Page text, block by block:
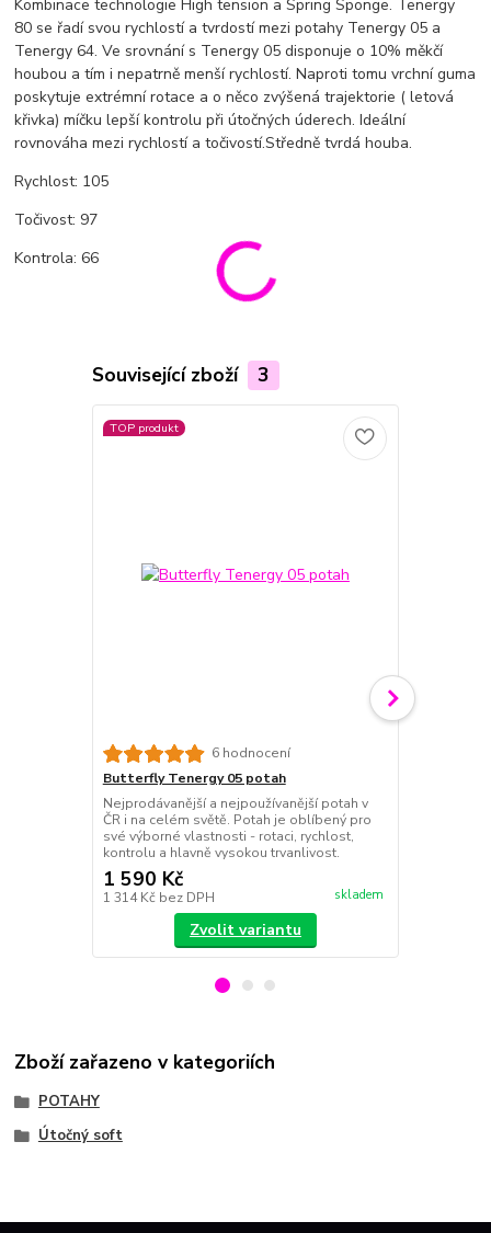
Kombinace technologie High tension a Spring Sponge. Tenergy
80 se řadí svou rychlostí a tvrdostí mezi potahy Tenergy 05 a
Tenergy 64. Ve srovnání s Tenergy 05 disponuje o 10% měkčí
houbou a tím i nepatrně menší rychlostí. Naproti tomu vrchní guma
poskytuje extrémní rotace a o něco zvýšená trajektorie ( letová
křivka) míčku lepší kontrolu při útočných úderech. Ideální
rovnováha mezi rychlostí a točivostí.Středně tvrdá houba.
Rychlost: 105
Točivost: 97
Kontrola: 66
Související zboží 3
TOP produkt
6 hodnocení
Butterfly Tenergy 05 potah
Nejprodávanější a nejpoužívanější potah v
ČR i na celém světě. Potah je oblíbený pro
své výborné vlastnosti - rotaci, rychlost,
kontrolu a hlavně vysokou trvanlivost.
1 590 Kč
1 314 Kč bez DPH skladem
Zvolit variantu
Zboží zařazeno v kategoriích
POTAHY
Útočný soft